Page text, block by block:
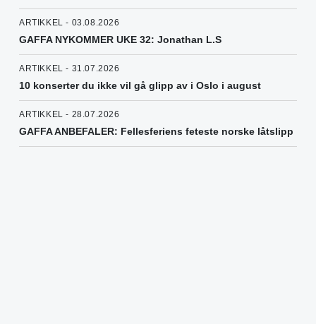
ARTIKKEL - 03.08.2026
GAFFA NYKOMMER UKE 32: Jonathan L.S
ARTIKKEL - 31.07.2026
10 konserter du ikke vil gå glipp av i Oslo i august
ARTIKKEL - 28.07.2026
GAFFA ANBEFALER: Fellesferiens feteste norske låtslipp